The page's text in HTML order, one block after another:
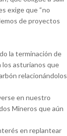
exige que “no
de proyectos
la terminación de
los asturianos que
relacionándolos
en nuestro
Mineros que aún
en replantear